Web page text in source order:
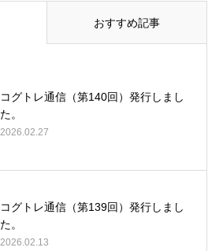
おすすめ記事
コグトレ通信（第140回）発行しまし
た。
2026.02.27
コグトレ通信（第139回）発行しまし
た。
2026.02.13